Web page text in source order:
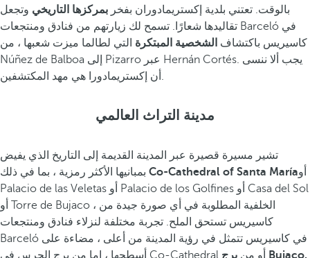
بالوقت. تعتني بلدية إكستريمادوران بفخر بمركزها التاريخي وتجعل
تقاليدها شعارًا. تسمح لك زيارتهم من فنادق ومنتجعات Barceló في
كاسيريس باكتشاف الشخصية المبتكرة التي لطالما ميزت شعبها ، من
Núñez de Balboa إلى Pizarro عبر Hernán Cortés. يجب ألا ننسى
أن إكستريمادورا هي مهد المكتشفين.
مدينة التراث العالمي
تشير مسيرة قصيرة عبر المدينة القديمة إلى التاريخ الذي يفيض
Co-Cathedral of Santa Maríaأو
Palacio de las Veletas أو Palacio de los Golfines أو Casa del Sol
أو Torre de Bujaco ، الخلفية المطلوبة في أي صورة جيدة من
كاسيريس تستحق الملح. تجربة مختلفة لنزلاء فنادق ومنتجعات
Barceló في كاسيريس تتمثل في رؤية المدينة من أعلى ، مضاءة على
أسطحها ، إما من برج الجرس في Co-Cathedral أو من
برج Bujaco.